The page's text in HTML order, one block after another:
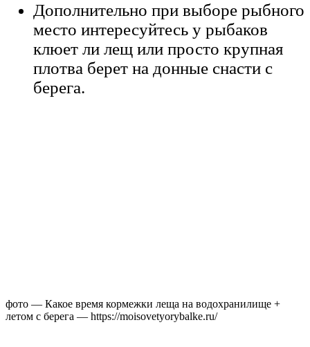
Дополнительно при выборе рыбного
место интересуйтесь у рыбаков
клюет ли лещ или просто крупная
плотва берет на донные снасти с
берега.
фото — Какое время кормежки леща на водохранилище +
летом с берега — https://moisovetyorybalke.ru/